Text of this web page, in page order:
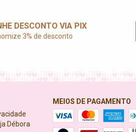
DESCONTO VIA PIX
3% de desconto
Débora
MEIOS DE PAGAMENTO